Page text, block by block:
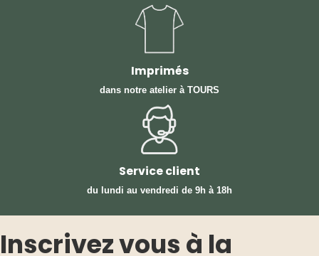
Imprimés
dans notre atelier à TOURS
Service client
du lundi au vendredi de 9h à 18h
Inscrivez vous à la